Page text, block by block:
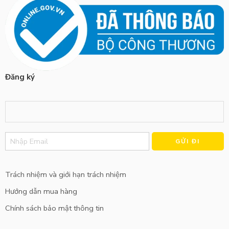
Đăng ký
Alternative:
Trách nhiệm và giới hạn trách nhiệm
Hướng dẫn mua hàng
Chính sách bảo mật thông tin